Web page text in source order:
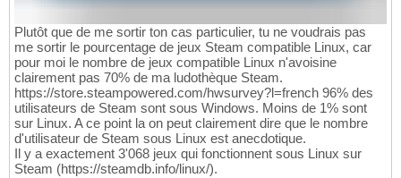
Plutôt que de me sortir ton cas particulier, tu ne voudrais pas
me sortir le pourcentage de jeux Steam compatible Linux, car
pour moi le nombre de jeux compatible Linux n'avoisine
clairement pas 70% de ma ludothèque Steam.
https://store.steampowered.com/hwsurvey?l=french 96% des
utilisateurs de Steam sont sous Windows. Moins de 1% sont
sur Linux. A ce point la on peut clairement dire que le nombre
d'utilisateur de Steam sous Linux est anecdotique.
Il y a exactement 3'068 jeux qui fonctionnent sous Linux sur
Steam (https://steamdb.info/linux/).